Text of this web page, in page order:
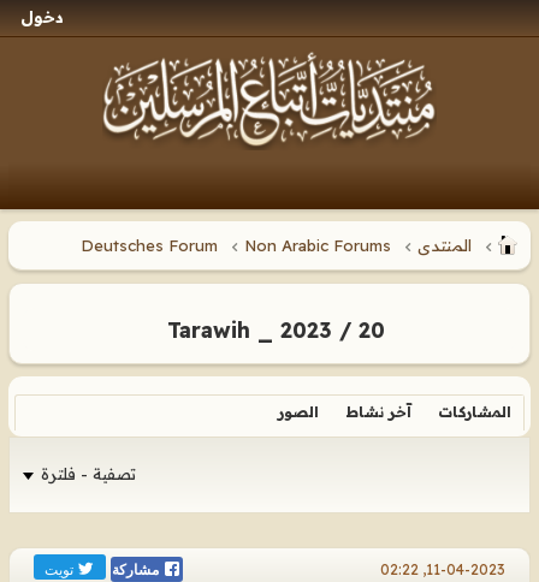
دخول
المنتدى Non Arabic Forums
Deutsches Forum
Tarawih _ 2023 / 20
المشاركات آخر نشاط الصور
تصفية - فلترة
11-04-2023, 02:22 مشاركة تويت